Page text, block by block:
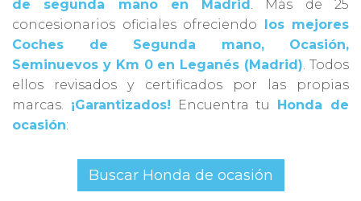
de segunda mano en Madrid. Más de 25
concesionarios oficiales ofreciendo los mejores
Coches de Segunda mano, Ocasión,
Seminuevos y Km 0 en Leganés (Madrid). Todos
ellos revisados y certificados por las propias
marcas. ¡Garantizados! Encuentra tu Honda de
ocasión:
Buscar Honda de ocasión